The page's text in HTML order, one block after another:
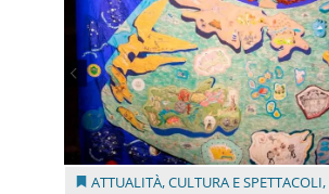
ATTUALITÀ,CULTURA E SPETTACOLI,